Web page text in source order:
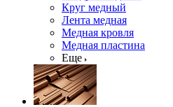
Круг медный
Лента медная
Медная кровля
Медная пластина
Еще